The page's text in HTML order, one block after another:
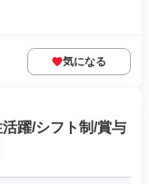
気になる
躍/シフト制/賞与